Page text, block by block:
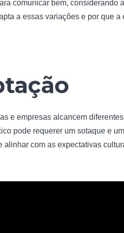
comunicar bem, considerando
a essas variações e por que
e empresas alcancem
pode requerer um sotaque e
com as expectativas